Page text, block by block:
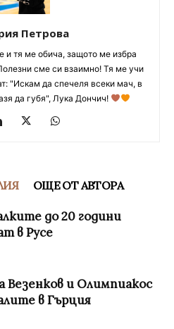
Петрова
и тя ме обича, защото ме избра
сме си взаимно! Тя ме учи
"Искам да спечеля всеки мач, в
да губя", Лука Дончич!
ОЩЕ ОТ АВТОРА
до 20 години
в Русе
Везенков и Олимпиакос
в Гърция